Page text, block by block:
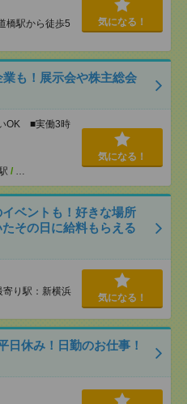
橋駅から徒歩5
気になる！
も！展示会や株主総会
OK ■実働3時
/ …
気になる！
ベントも！好きな場所
その日に給料もらえる
寄り駅：新横浜
気になる！
日休み！日勤のお仕事！